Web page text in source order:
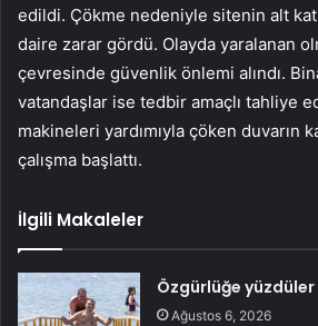
edildi. Çökme nedeniyle sitenin alt
daire zarar gördü. Olayda yaralanan
çevresinde güvenlik önlemi alındı.
vatandaşlar ise tedbir amaçlı tahliye
makineleri yardımıyla çöken duvarın
çalışma başlattı.
İlgili Makaleler
Özgürlüğe yüzdüler
Ağustos 6, 2026